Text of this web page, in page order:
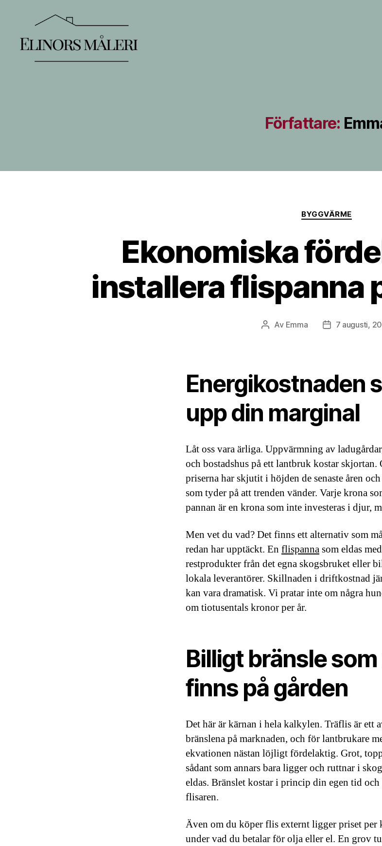
Författare:
Kategorier
BYGGVÄRME
Ekonomiska
installera flispanna
Inläggsförfattare
Av Emma Inläggsdatum
7 augusti,
Energikostnaden
upp din marginal
Låt oss vara ärliga. Uppvärmning av
och bostadshus på ett lantbruk kostar skjortan.
priserna har skjutit i höjden de senaste åren
som tyder på att trenden vänder. Varje krona
pannan är en krona som inte investeras i djur,
Men vet du vad? Det finns ett alternativ som
redan har upptäckt. En flispannasom eldas
restprodukter från det egna skogsbruket eller
lokala leverantörer. Skillnaden i driftkostnad
kan vara dramatisk. Vi pratar inte om några
om tiotusentals kronor per år.
Billigt bränsle
finns på gården
Det här är kärnan i hela kalkylen. Träflis är ett
bränslena på marknaden, och för lantbrukare
ekvationen nästan löjligt fördelaktig. Grot,
sådant som annars bara ligger och ruttnar i
eldas. Bränslet kostar i princip din egen tid
flisaren.
Även om du köper flis externt ligger priset
under vad du betalar för olja eller el. En grov